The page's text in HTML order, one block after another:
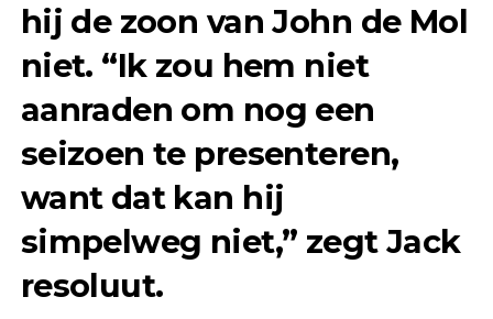
hij de zoon van John de Mol
niet. “Ik zou hem niet
aanraden om nog een
seizoen te presenteren,
want dat kan hij
simpelweg niet,” zegt Jack
resoluut.